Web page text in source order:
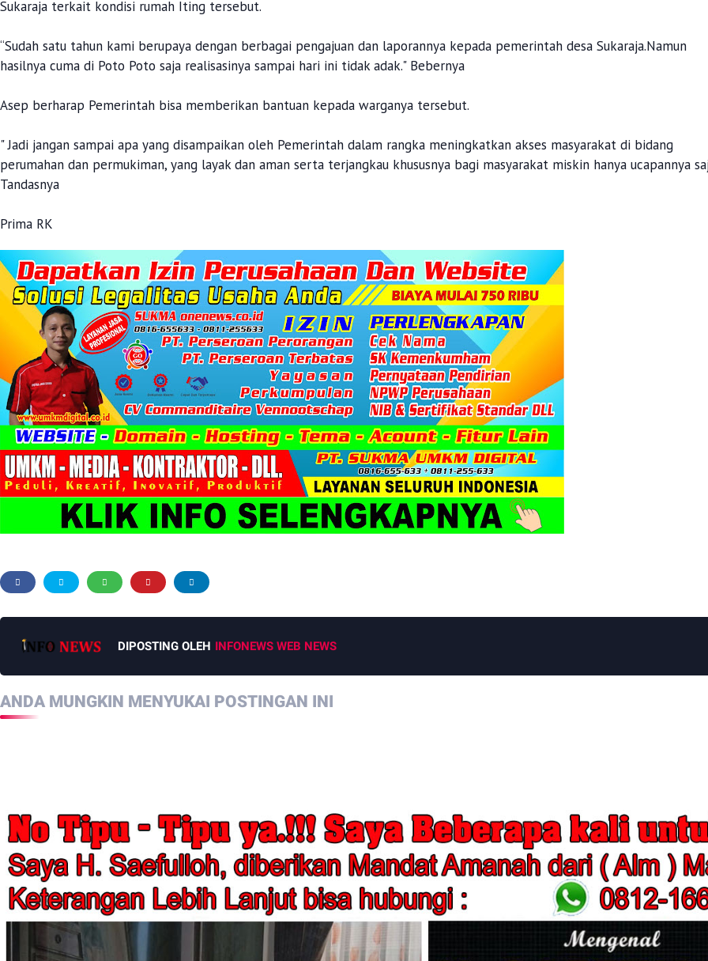
Sukaraja terkait kondisi rumah Iting tersebut.
“Sudah satu tahun kami berupaya dengan berbagai pengajuan dan laporannya kepada pemerintah desa Sukaraja.Namun
hasilnya cuma di Poto Poto saja realisasinya sampai hari ini tidak adak." Bebernya
Asep berharap Pemerintah bisa memberikan bantuan kepada warganya tersebut.
" Jadi jangan sampai apa yang disampaikan oleh Pemerintah dalam rangka meningkatkan akses masyarakat di bidang
perumahan dan permukiman, yang layak dan aman serta terjangkau khususnya bagi masyarakat miskin hanya ucapannya
Tandasnya
Prima RK
DIPOSTING OLEH INFONEWS WEB NEWS
ANDA MUNGKIN MENYUKAI POSTINGAN INI